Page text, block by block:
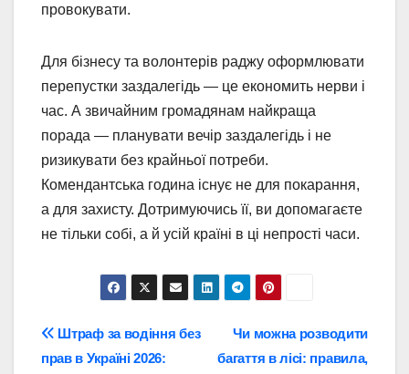
провокувати.
Для бізнесу та волонтерів раджу оформлювати
перепустки заздалегідь — це економить нерви і
час. А звичайним громадянам найкраща
порада — планувати вечір заздалегідь і не
ризикувати без крайньої потреби.
Комендантська година існує не для покарання,
а для захисту. Дотримуючись її, ви допомагаєте
не тільки собі, а й усій країні в ці непрості часи.
Навігація
Чи можна розводити
багаття в лісі: правила,
Штраф за водіння без
прав в Україні 2026: